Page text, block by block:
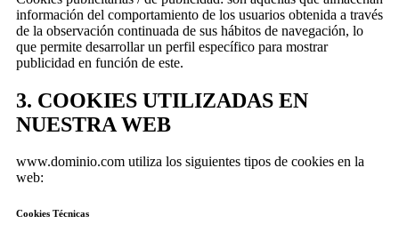
información del comportamiento de los usuarios obtenida a través
de la observación continuada de sus hábitos de navegación, lo
que permite desarrollar un perfil específico para mostrar
publicidad en función de este.
3. COOKIES UTILIZADAS EN
NUESTRA WEB
www.dominio.com utiliza los siguientes tipos de cookies en la
web:
Cookies Técnicas